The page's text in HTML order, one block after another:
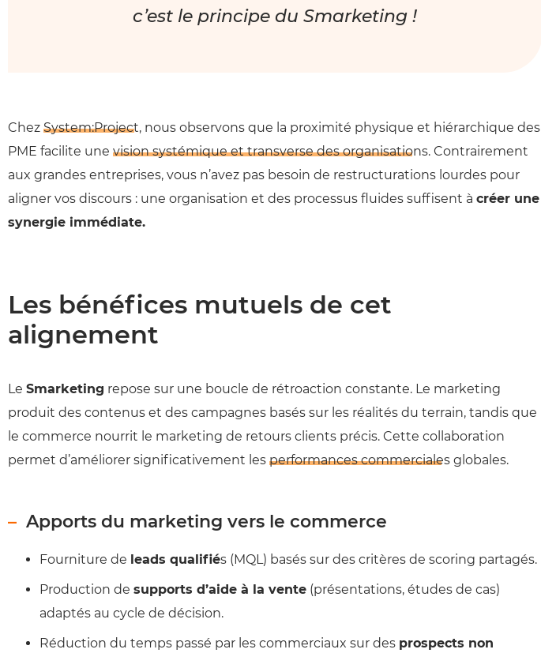
c’est le principe du Smarketing !
Chez System:Project, nous observons que la proximité physique et hiérarchique des
PME facilite une vision systémique et transverse des organisations. Contrairement
aux grandes entreprises, vous n’avez pas besoin de restructurations lourdes pour
aligner vos discours : une organisation et des processus fluides suffisent à créer une
synergie immédiate.
Les bénéfices mutuels de cet
alignement
Le Smarketing repose sur une boucle de rétroaction constante. Le marketing
produit des contenus et des campagnes basés sur les réalités du terrain, tandis que
le commerce nourrit le marketing de retours clients précis. Cette collaboration
permet d’améliorer significativement les performances commerciales globales.
Apports du marketing vers le commerce
Fourniture de leads qualifiés (MQL) basés sur des critères de scoring partagés.
Production de supports d’aide à la vente (présentations, études de cas)
adaptés au cycle de décision.
Réduction du temps passé par les commerciaux sur des prospects non